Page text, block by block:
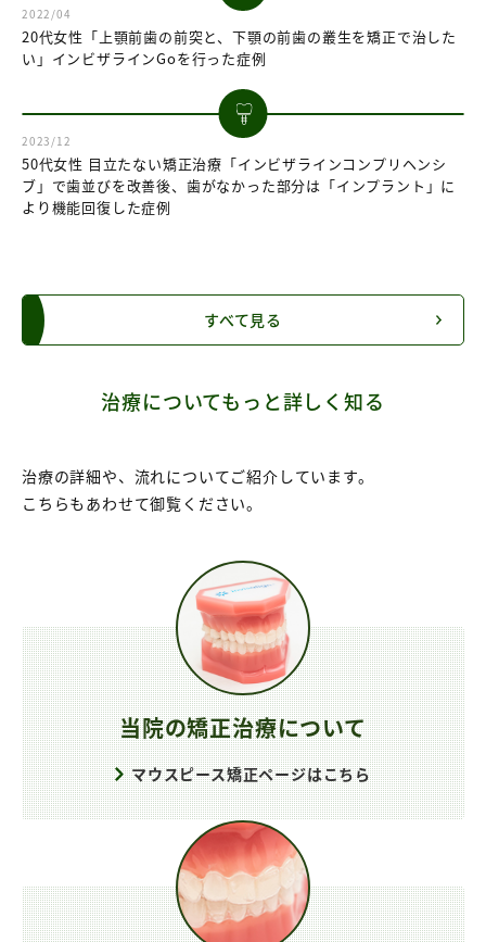
2022/04
20代女性「上顎前歯の前突と、下顎の前歯の叢生を矯正で治した
い」インビザラインGoを行った症例
2023/12
50代女性 目立たない矯正治療「インビザラインコンプリヘンシ
ブ」で歯並びを改善後、歯がなかった部分は「インプラント」に
より機能回復した症例
すべて見る
治療についてもっと詳しく知る
治療の詳細や、流れについてご紹介しています。
こちらもあわせて御覧ください。
当院の矯正治療について
マウスピース矯正ページはこちら